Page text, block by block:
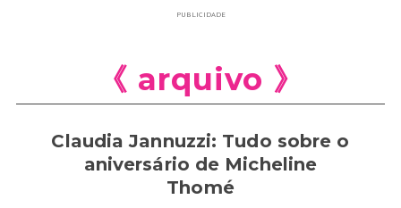
PUBLICIDADE
《 arquivo 》
Claudia Jannuzzi: Tudo sobre o
aniversário de Micheline
Thomé